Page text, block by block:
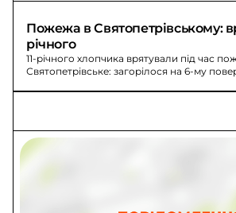
Пожежа в Святопетрівському:
річного
11-річного хлопчика врятували під час
Святопетрівське: загорілося на 6-му